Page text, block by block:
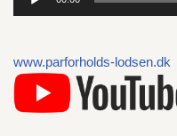
e
www.parforholds-lodsen.dk